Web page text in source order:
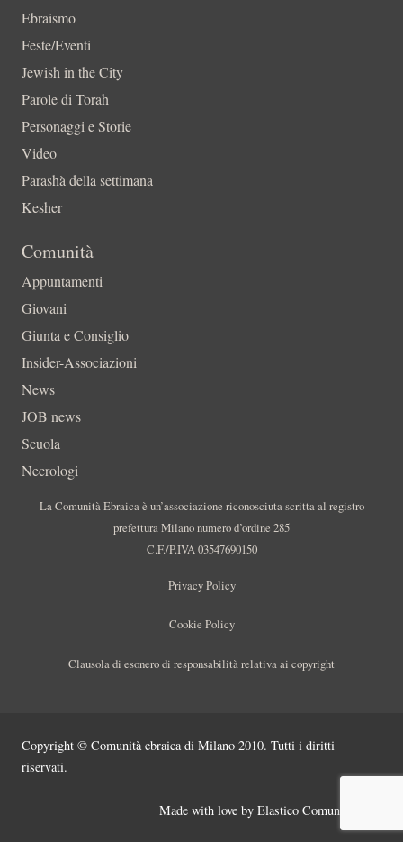
Ebraismo
Feste/Eventi
Jewish in the City
Parole di Torah
Personaggi e Storie
Video
Parashà della settimana
Kesher
Comunità
Appuntamenti
Giovani
Giunta e Consiglio
Insider-Associazioni
News
JOB news
Scuola
Necrologi
La Comunità Ebraica è un’associazione riconosciuta scritta al registro
prefettura Milano numero d’ordine 285
C.F./P.IVA 03547690150
Privacy Policy
Cookie Policy
Clausola di esonero di responsabilità relativa ai copyright
Copyright © Comunità ebraica di Milano 2010. Tutti i diritti
riservati.
Made with love by Elastico Comunicazione